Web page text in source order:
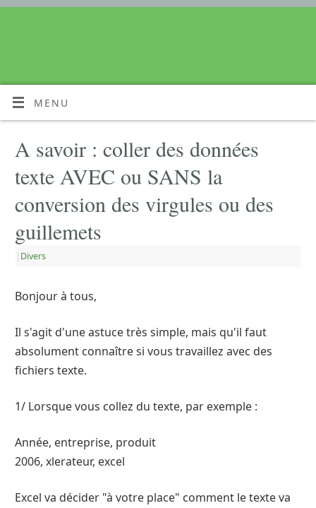
MENU
A savoir : coller des données
texte AVEC ou SANS la
conversion des virgules ou des
guillemets
| Divers
Bonjour à tous,
Il s'agit d'une astuce très simple, mais qu'il faut
absolument connaître si vous travaillez avec des
fichiers texte.
1/ Lorsque vous collez du texte, par exemple :
Année, entreprise, produit
2006, xlerateur, excel
Excel va décider "à votre place" comment le texte va